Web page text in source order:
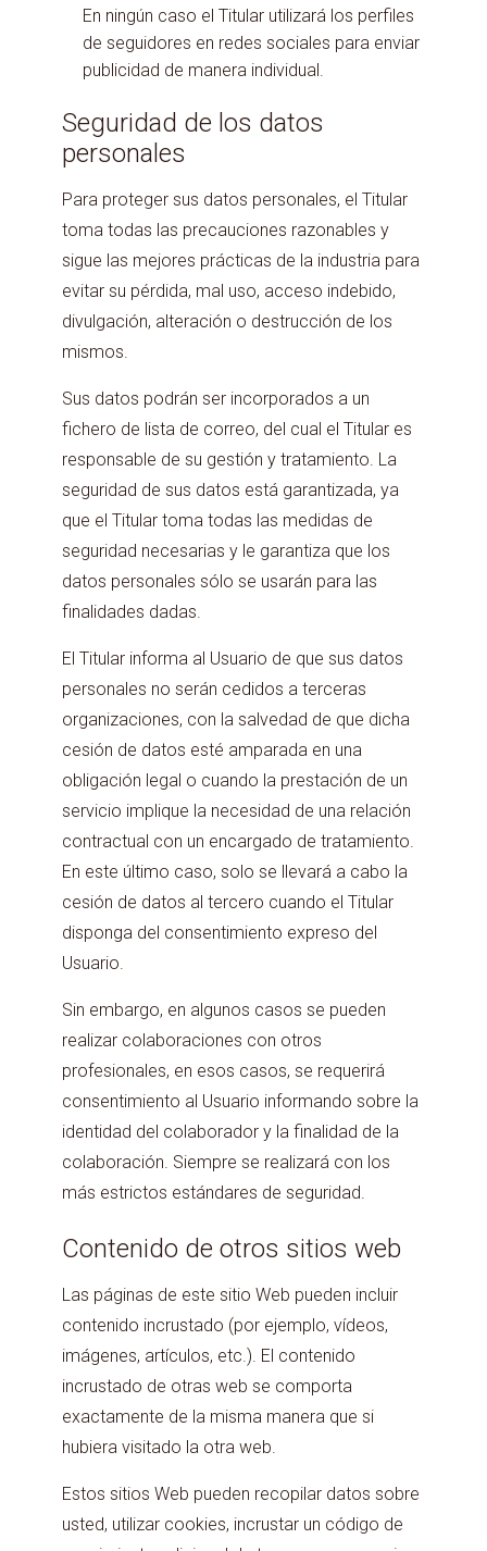
En ningún caso el Titular utilizará los perfiles
de seguidores en redes sociales para enviar
publicidad de manera individual.
Seguridad de los datos
personales
Para proteger sus datos personales, el Titular
toma todas las precauciones razonables y
sigue las mejores prácticas de la industria para
evitar su pérdida, mal uso, acceso indebido,
divulgación, alteración o destrucción de los
mismos.
Sus datos podrán ser incorporados a un
fichero de lista de correo, del cual el Titular es
responsable de su gestión y tratamiento. La
seguridad de sus datos está garantizada, ya
que el Titular toma todas las medidas de
seguridad necesarias y le garantiza que los
datos personales sólo se usarán para las
finalidades dadas.
El Titular informa al Usuario de que sus datos
personales no serán cedidos a terceras
organizaciones, con la salvedad de que dicha
cesión de datos esté amparada en una
obligación legal o cuando la prestación de un
servicio implique la necesidad de una relación
contractual con un encargado de tratamiento.
En este último caso, solo se llevará a cabo la
cesión de datos al tercero cuando el Titular
disponga del consentimiento expreso del
Usuario.
Sin embargo, en algunos casos se pueden
realizar colaboraciones con otros
profesionales, en esos casos, se requerirá
consentimiento al Usuario informando sobre la
identidad del colaborador y la finalidad de la
colaboración. Siempre se realizará con los
más estrictos estándares de seguridad.
Contenido de otros sitios web
Las páginas de este sitio Web pueden incluir
contenido incrustado (por ejemplo, vídeos,
imágenes, artículos, etc.). El contenido
incrustado de otras web se comporta
exactamente de la misma manera que si
hubiera visitado la otra web.
Estos sitios Web pueden recopilar datos sobre
usted, utilizar cookies, incrustar un código de